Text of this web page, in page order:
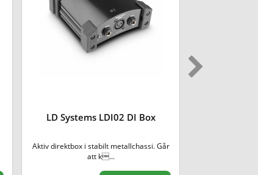
LD Systems LDI02 DI Box
Aktiv direktbox i stabilt metallchassi. Går
att k...